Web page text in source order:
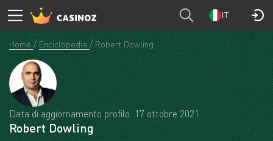
IT
Home Enciclopedia Robert Dowling
Data di aggiornamento profilo: 17 ottobre 2021
Robert Dowling